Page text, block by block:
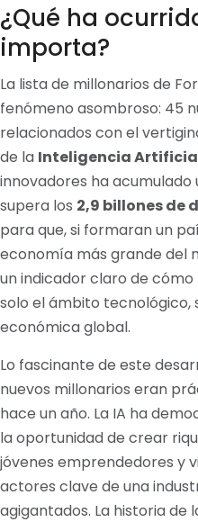
¿Qué ha
importa?
La lista de millonarios de
fenómeno asombroso: 45
relacionados con el
de la Inteligencia
innovadores ha
supera los 2,9 billones de
para que, si formaran un
economía más grande del
un indicador claro de
solo el ámbito
económica global.
Lo fascinante de este
nuevos millonarios eran
hace un año. La IA ha
la oportunidad de crear
jóvenes emprendedores y
actores clave de una
agigantados. La historia de